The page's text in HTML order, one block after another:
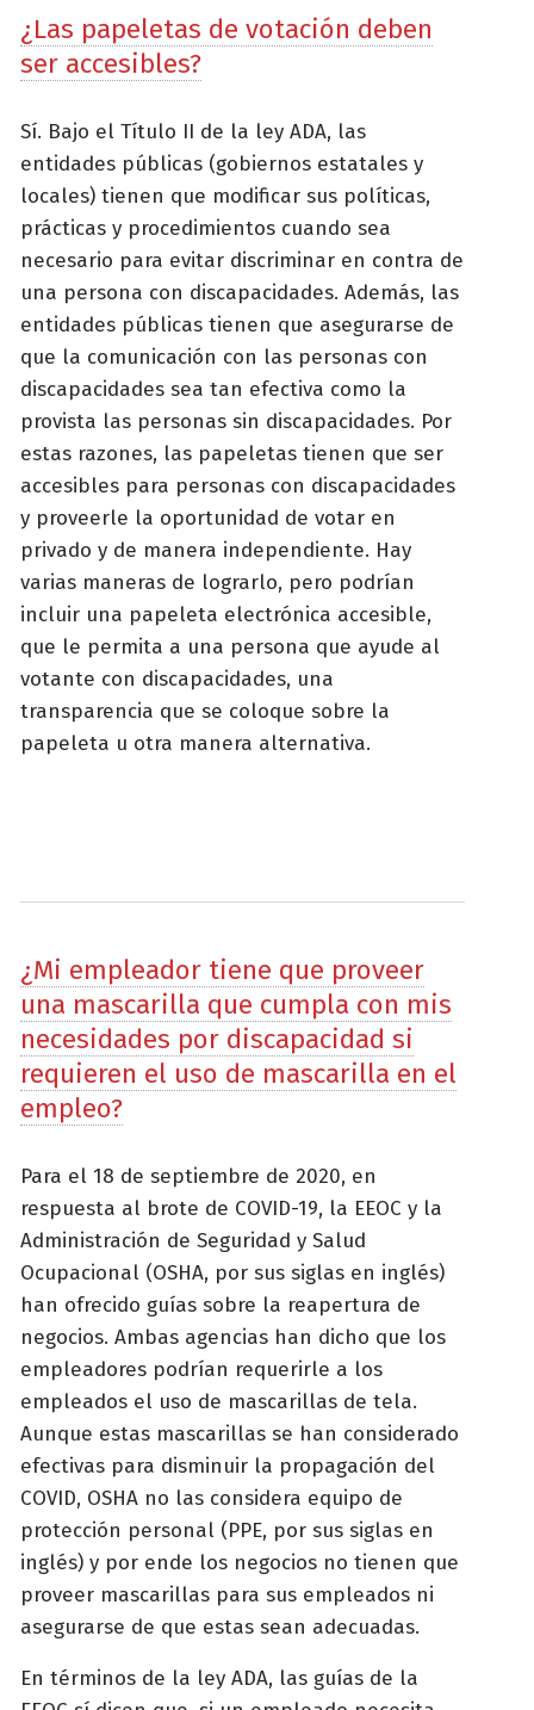
¿Las papeletas de votación deben
ser accesibles?
Sí. Bajo el Título II de la ley ADA, las
entidades públicas (gobiernos estatales y
locales) tienen que modificar sus políticas,
prácticas y procedimientos cuando sea
necesario para evitar discriminar en contra de
una persona con discapacidades. Además, las
entidades públicas tienen que asegurarse de
que la comunicación con las personas con
discapacidades sea tan efectiva como la
provista las personas sin discapacidades. Por
estas razones, las papeletas tienen que ser
accesibles para personas con discapacidades
y proveerle la oportunidad de votar en
privado y de manera independiente. Hay
varias maneras de lograrlo, pero podrían
incluir una papeleta electrónica accesible,
que le permita a una persona que ayude al
votante con discapacidades, una
transparencia que se coloque sobre la
papeleta u otra manera alternativa.
¿Mi empleador tiene que proveer
una mascarilla que cumpla con mis
necesidades por discapacidad si
requieren el uso de mascarilla en el
empleo?
Para el 18 de septiembre de 2020, en
respuesta al brote de COVID-19, la EEOC y la
Administración de Seguridad y Salud
Ocupacional (OSHA, por sus siglas en inglés)
han ofrecido guías sobre la reapertura de
negocios. Ambas agencias han dicho que los
empleadores podrían requerirle a los
empleados el uso de mascarillas de tela.
Aunque estas mascarillas se han considerado
efectivas para disminuir la propagación del
COVID, OSHA no las considera equipo de
protección personal (PPE, por sus siglas en
inglés) y por ende los negocios no tienen que
proveer mascarillas para sus empleados ni
asegurarse de que estas sean adecuadas.
En términos de la ley ADA, las guías de la